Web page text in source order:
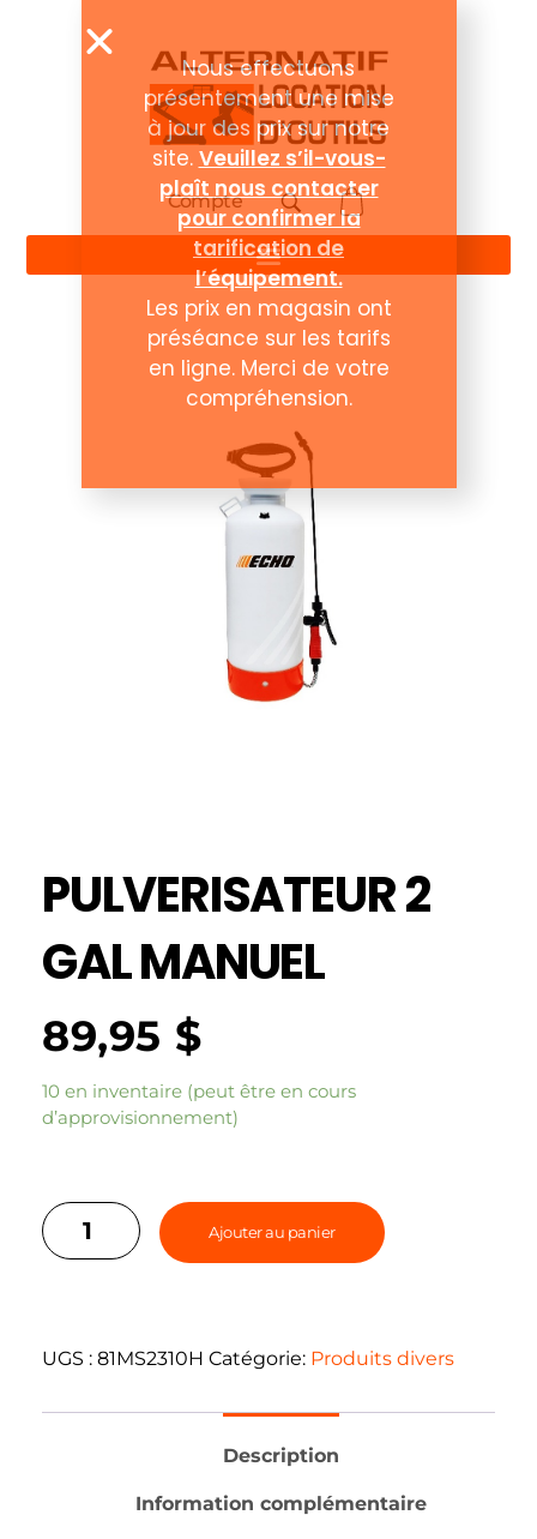
Compte
PULVERISATEUR 2
GAL MANUEL
89,95 $
10 en inventaire (peut être en cours
d’approvisionnement)
Ajouter au panier
UGS : 81MS2310H Catégorie: Produits divers
Description
Information complémentaire